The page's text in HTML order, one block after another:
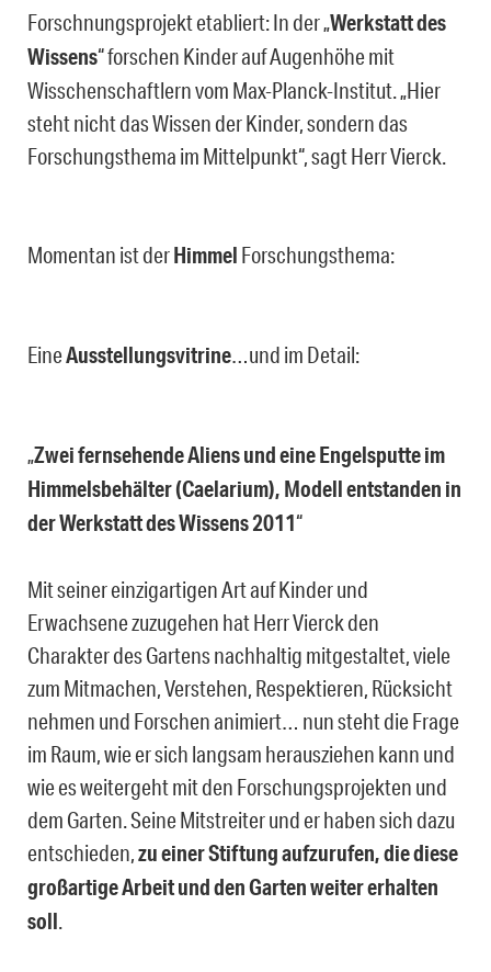
Forschnungsprojekt etabliert: In der „Werkstatt des
Wissens“ forschen Kinder auf Augenhöhe mit
Wisschenschaftlern vom Max-Planck-Institut. „Hier
steht nicht das Wissen der Kinder, sondern das
Forschungsthema im Mittelpunkt“, sagt Herr Vierck.
Momentan ist derHimmel Forschungsthema:
EineAusstellungsvitrine…und im Detail:
„Zwei fernsehende Aliens und eine Engelsputte im
Himmelsbehälter (Caelarium), Modell entstanden in
der Werkstatt des Wissens 2011“
Mit seiner einzigartigen Art auf Kinder und
Erwachsene zuzugehen hat Herr Vierck den
Charakter des Gartens nachhaltig mitgestaltet, viele
zum Mitmachen, Verstehen, Respektieren, Rücksicht
nehmen und Forschen animiert… nun steht die Frage
im Raum, wie er sich langsam herausziehen kann und
wie es weitergeht mit den Forschungsprojekten und
dem Garten. Seine Mitstreiter und er haben sich dazu
entschieden,zu einer Stiftung aufzurufen, die diese
großartige Arbeit und den Garten weiter erhalten
soll.